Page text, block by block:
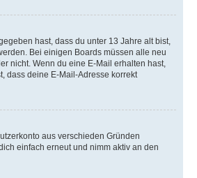
hast, dass du unter 13 Jahre alt bist,
Bei einigen Boards müssen alle neu
nicht. Wenn du eine E-Mail erhalten hast,
dass deine E-Mail-Adresse korrekt
aus verschieden Gründen
einfach erneut und nimm aktiv an den